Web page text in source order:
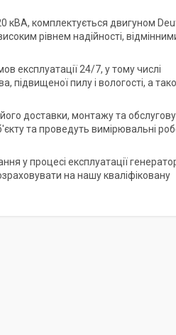
кВА, комплектується двигуном
рівнем надійності,
експлуатації 24/7, у тому числі
підвищеної пилу і вологості, а
доставки, монтажу та
та проведуть вимірювальні
у процесі експлуатації
на нашу кваліфіковану